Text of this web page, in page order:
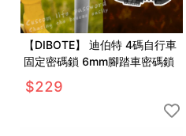
【DIBOTE】 迪伯特 4碼自行車
固定密碼鎖 6mm腳踏車密碼鎖
$229